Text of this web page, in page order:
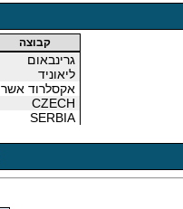
קבוצה
גרינבאום
ליאוניד
אקסלרוד אשר
CZECH
SERBIA